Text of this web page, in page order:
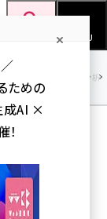
MENU
アクセス解析／データ分析
使われて
ための
成AI ×